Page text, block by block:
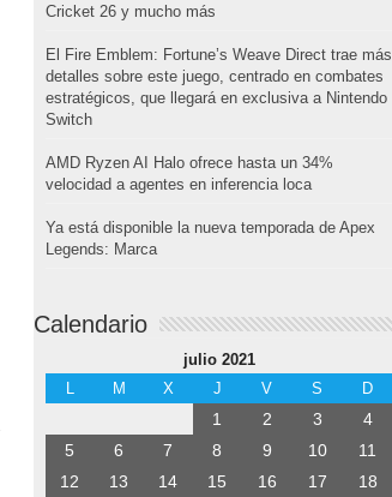
Cricket 26 y mucho más
El Fire Emblem: Fortune’s Weave Direct trae más
detalles sobre este juego, centrado en combates
estratégicos, que llegará en exclusiva a Nintendo
Switch
AMD Ryzen AI Halo ofrece hasta un 34%
velocidad a agentes en inferencia loca
Ya está disponible la nueva temporada de Apex
Legends: Marca
Calendario
julio 2021
L
M X J V S D
1 2 3
4
5
6 7 8 9 10
11
12
13 14 15 16 17
18